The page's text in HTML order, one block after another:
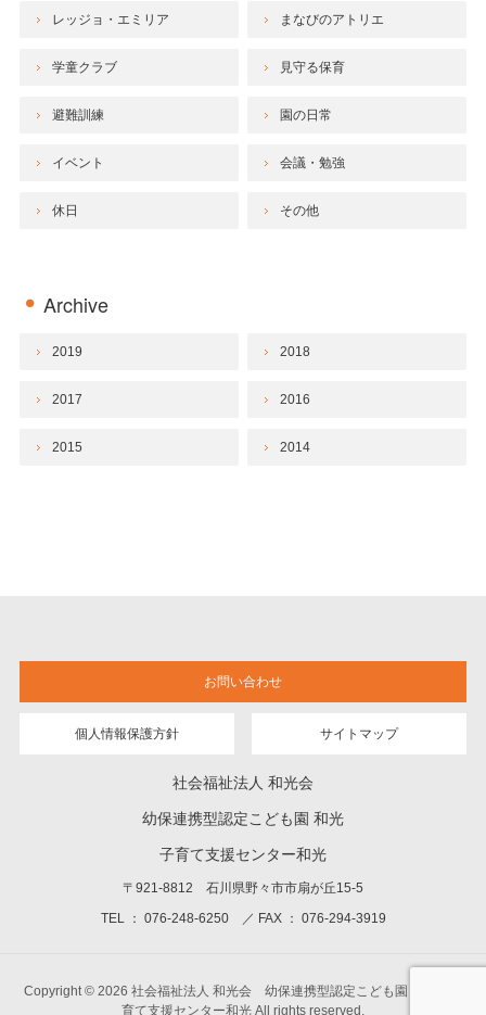
レッジョ・エミリア まなびのアトリエ
学童クラブ 見守る保育
避難訓練 園の日常
イベント 会議・勉強
休日 その他
Archive
2019 2018
2017 2016
2015 2014
お問い合わせ
個人情報保護方針 サイトマップ
社会福祉法人 和光会
幼保連携型認定こども園 和光
子育て支援センター和光
〒921-8812 石川県野々市市扇が丘15-5
TEL ： 076-248-6250 ／ FAX ： 076-294-3919
Copyright © 2026 社会福祉法人 和光会 幼保連携型認定こども園 和光 子
育て支援センター和光 All rights reserved.